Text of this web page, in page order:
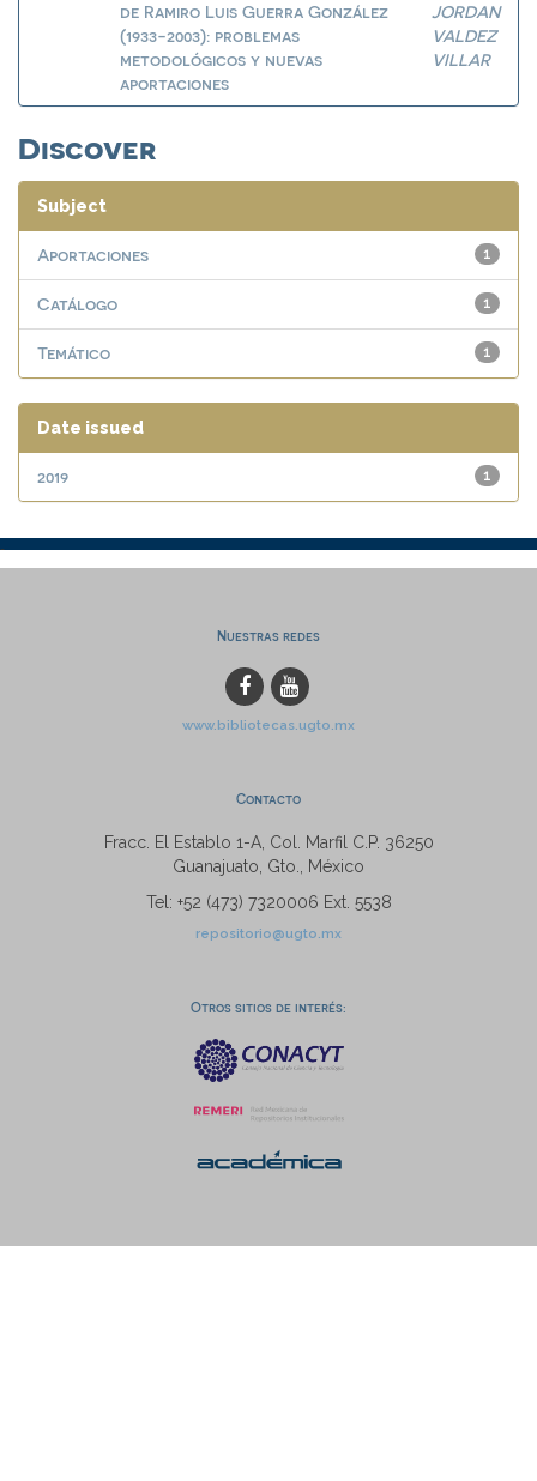
de Ramiro Luis Guerra González
(1933-2003): problemas
metodológicos y nuevas
aportaciones
JORDAN
VALDEZ
VILLAR
Discover
Subject
1
Aportaciones
1
Catálogo
1
Temático
Date issued
1
2019
Nuestras redes
www.bibliotecas.ugto.mx
Contacto
Fracc. El Establo 1-A, Col. Marfil C.P. 36250
Guanajuato, Gto., México
Tel: +52 (473) 7320006 Ext. 5538
repositorio@ugto.mx
Otros sitios de interés: